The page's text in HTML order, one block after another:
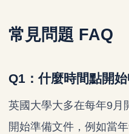
常見問題 FAQ
Q1：什麼時間點開
英國大學大多在每年9月
開始準備文件，例如當